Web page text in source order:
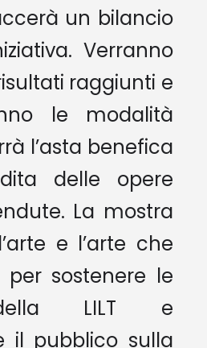
un bilancio
Verranno
raggiunti e
le modalità
l’asta benefica
delle opere
La mostra
e l’arte che
per sostenere le
LILT e
il pubblico sulla